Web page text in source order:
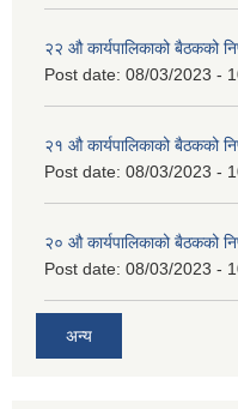
२‍२ औ कार्यपालिकाको बैठकको
Post date: 08/03/2023 -
२‍१ औ कार्यपालिकाको बैठकको
Post date: 08/03/2023 -
२‍० औ कार्यपालिकाको बैठकको
Post date: 08/03/2023 -
अन्य